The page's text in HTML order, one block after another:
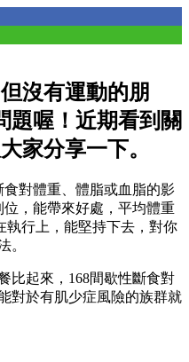
沒有運動的朋
題喔！近期看到關
家分享一下。
對體重、體脂或血脂的影
，能帶來好處，平均體重
執行上，能堅持下去，對你
。
比起來，168間歇性斷食對
對於有肌少症風險的族群就